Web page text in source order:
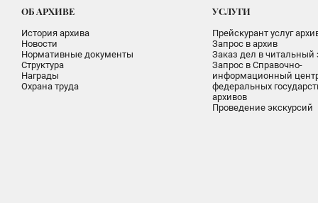
ОБ АРХИВЕ
История архива
Новости
Нормативные документы
Структура
Награды
Охрана труда
УСЛУГИ
Прейскурант услуг
Запрос в архив
Заказ дел в читальный
Запрос в Справочно-
информационный
федеральных
архивов
Проведение экскурсий